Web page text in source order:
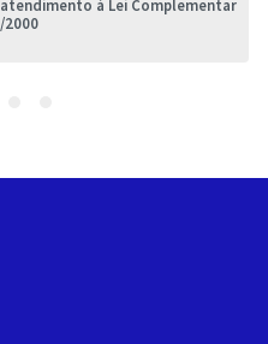
atendimento à Lei Complementar
2000